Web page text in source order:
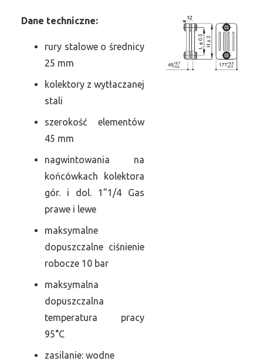
Dane techniczne:
rury stalowe o średnicy
25 mm
kolektory z wytłaczanej
stali
szerokość elementów
45 mm
nagwintowania na
końcówkach kolektora
gór. i dol. 1”1/4 Gas
prawe i lewe
maksymalne
dopuszczalne ciśnienie
robocze 10 bar
maksymalna
dopuszczalna
temperatura pracy
95°C
zasilanie: wodne